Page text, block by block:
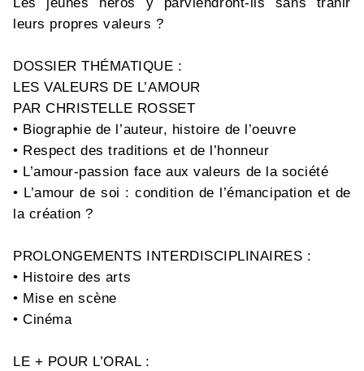
Les jeunes héros y parviendront-ils sans trahir
leurs propres valeurs ?
DOSSIER THÉMATIQUE :
LES VALEURS DE L’AMOUR
PAR CHRISTELLE ROSSET
• Biographie de l’auteur, histoire de l’oeuvre
• Respect des traditions et de l’honneur
• L’amour-passion face aux valeurs de la société
• L’amour de soi : condition de l’émancipation et de
la création ?
PROLONGEMENTS INTERDISCIPLINAIRES :
• Histoire des arts
• Mise en scène
• Cinéma
LE + POUR L’ORAL :